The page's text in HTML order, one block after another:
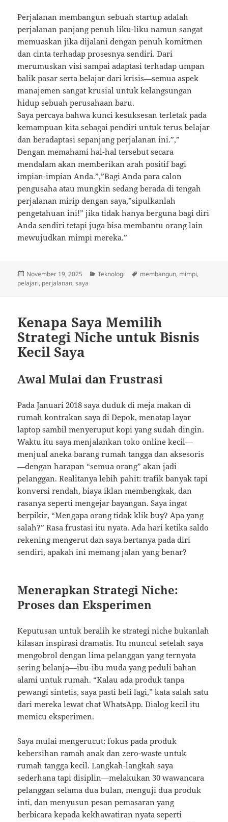
Perjalanan membangun sebuah startup adalah
perjalanan panjang penuh liku-liku namun sangat
memuaskan jika dijalani dengan penuh komitmen
dan cinta terhadap prosesnya sendiri. Dari
merumuskan visi sampai adaptasi terhadap umpan
balik pasar serta belajar dari krisis—semua aspek
manajemen sangat krusial untuk kelangsungan
hidup sebuah perusahaan baru.
Saya percaya bahwa kunci kesuksesan terletak pada
kemampuan kita sebagai pendiri untuk terus belajar
dan beradaptasi sepanjang perjalanan ini.”,”
Dengan memahami hal-hal tersebut secara
mendalam akan memberikan arah positif bagi
impian-impian Anda.”,”Bagi Anda para calon
pengusaha atau mungkin sedang berada di tengah
perjalanan mirip dengan saya,”sipulkanlah
pengetahuan ini!” jika tidak hanya berguna bagi diri
Anda sendiri tetapi juga bisa membantu orang lain
mewujudkan mimpi mereka.”
Posted
on
November 19, 2025 Categories
Teknologi Tags
membangun, mimpi,
pelajari, perjalanan,saya
Kenapa Saya Memilih
Strategi Niche untuk Bisnis
Kecil Saya
Awal Mulai dan Frustrasi
Pada Januari 2018 saya duduk di meja makan di
rumah kontrakan saya di Depok, menatap layar
laptop sambil menyeruput kopi yang sudah dingin.
Waktu itu saya menjalankan toko online kecil—
menjual aneka barang rumah tangga dan aksesoris
—dengan harapan “semua orang” akan jadi
pelanggan. Realitanya lebih pahit: trafik banyak tapi
konversi rendah, biaya iklan membengkak, dan
rasanya seperti mengejar bayangan. Saya ingat
berpikir, “Mengapa orang tidak klik buy? Apa yang
salah?” Rasa frustasi itu nyata. Ada hari ketika saldo
rekening mengerut dan saya bertanya pada diri
sendiri, apakah ini memang jalan yang benar?
Menerapkan Strategi Niche:
Proses dan Eksperimen
Keputusan untuk beralih ke strategi niche bukanlah
kilasan inspirasi dramatis. Itu muncul setelah saya
mengobrol dengan lima pelanggan yang ternyata
sering belanja—ibu-ibu muda yang peduli bahan
alami untuk rumah. “Kalau ada produk tanpa
pewangi sintetis, saya pasti beli lagi,” kata salah satu
dari mereka lewat chat WhatsApp. Dialog kecil itu
memicu eksperimen.
Saya mulai mengerucut: fokus pada produk
kebersihan ramah anak dan zero-waste untuk
rumah tangga kecil. Langkah-langkah saya
sederhana tapi disiplin—melakukan 30 wawancara
pelanggan selama dua bulan, menguji dua produk
inti, dan menyusun pesan pemasaran yang
berbicara kepada kekhawatiran nyata seperti